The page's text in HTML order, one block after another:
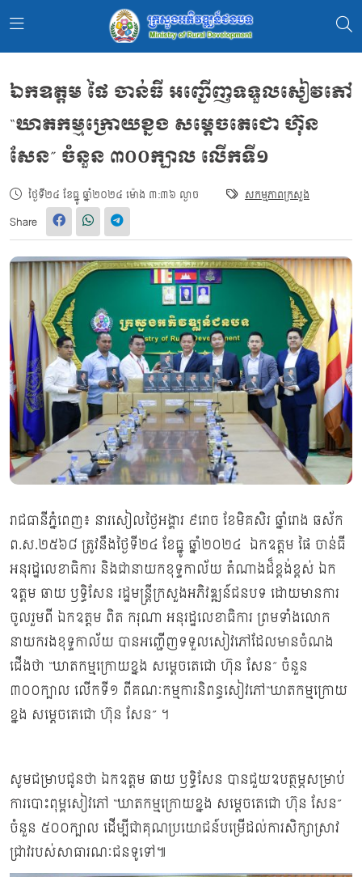
ឯកឧត្តម ផៃ ចាន់ធី អញ្ជើញទទួលសៀវភៅ
“ឃាតកម្មក្រោយខ្នង សម្ដេចតេជោ ហ៊ុន
សែន” ចំនួន ៣០០ក្បាល លើកទី១
ថ្ងៃទី២៤ ខែធ្នូ ឆ្នាំ២០២៤ ម៉ោង ៣:៣៦ ល្ងាច សកម្មភាពក្រសួង
Share
រាជធានីភ្នំពេញ៖ នារសៀលថ្ងៃអង្គារ ៩រោច ខែមិគសិរ ឆ្នាំរោង ឆស័ក
ព.ស.២៥៦៨ ត្រូវនឹងថ្ងៃទី២៤ ខែធ្នូ ឆ្នាំ២០២៤ ឯកឧត្តម ផៃ ចាន់ធី
អនុរដ្ឋលេខាធិការ និងជានាយកខុទ្ទកាល័យ តំណាងដ៏ខ្ពង់ខ្ពស់ ឯក
ឧត្តម ឆាយ ឫទ្ធិសែន រដ្ឋមន្ដ្រីក្រសួងអភិវឌ្ឍន៍ជនបទ ដោយមានការ
ចូលរួមពី ឯកឧត្តម ពិត ករុណា អនុរដ្ឋលេខាធិការ ព្រមទាំងលោក
នាយករងខុទ្ទកាល័យ បានអញ្ជើញទទួលសៀវភៅដែលមានចំណង
ជើងថា “ឃាតកម្មក្រោយខ្នង សម្ដេចតេជោ ហ៊ុន សែន” ចំនួន
៣០០ក្បាល លើកទី១ ពីគណៈកម្មការនិពន្ធសៀវភៅ“ឃាតកម្មក្រោយ
ខ្នង សម្ដេចតេជោ ហ៊ុន សែន” ។
សូមជម្រាបជូនថា ឯកឧត្តម ឆាយ ឫទ្ធិសែន បានជួយឧបត្ថម្ភសម្រាប់
ការបោះពុម្ពសៀវភៅ “ឃាតកម្មក្រោយខ្នង សម្ដេចតេជោ ហ៊ុន សែន”
ចំនួន ៥០០ក្បាល ដើម្បីជាគុណប្រយោជន៍បម្រើដល់ការសិក្សាស្រាវ
ជ្រាវរបស់សាធារណៈជនទូទៅ៕